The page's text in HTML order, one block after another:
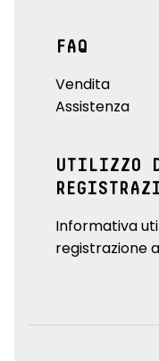
FAQ
Vendita
Assistenza
UTILIZZO
Informativa
registrazione